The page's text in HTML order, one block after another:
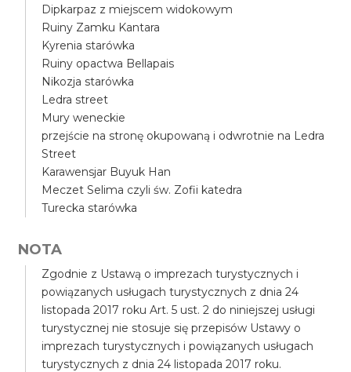
Dipkarpaz z miejscem widokowym
Ruiny Zamku Kantara
Kyrenia starówka
Ruiny opactwa Bellapais
Nikozja starówka
Ledra street
Mury weneckie
przejście na stronę okupowaną i odwrotnie na Ledra
Street
Karawensjar Buyuk Han
Meczet Selima czyli św. Zofii katedra
Turecka starówka
NOTA
Zgodnie z Ustawą o imprezach turystycznych i
powiązanych usługach turystycznych z dnia 24
listopada 2017 roku Art. 5 ust. 2 do niniejszej usługi
turystycznej nie stosuje się przepisów Ustawy o
imprezach turystycznych i powiązanych usługach
turystycznych z dnia 24 listopada 2017 roku.